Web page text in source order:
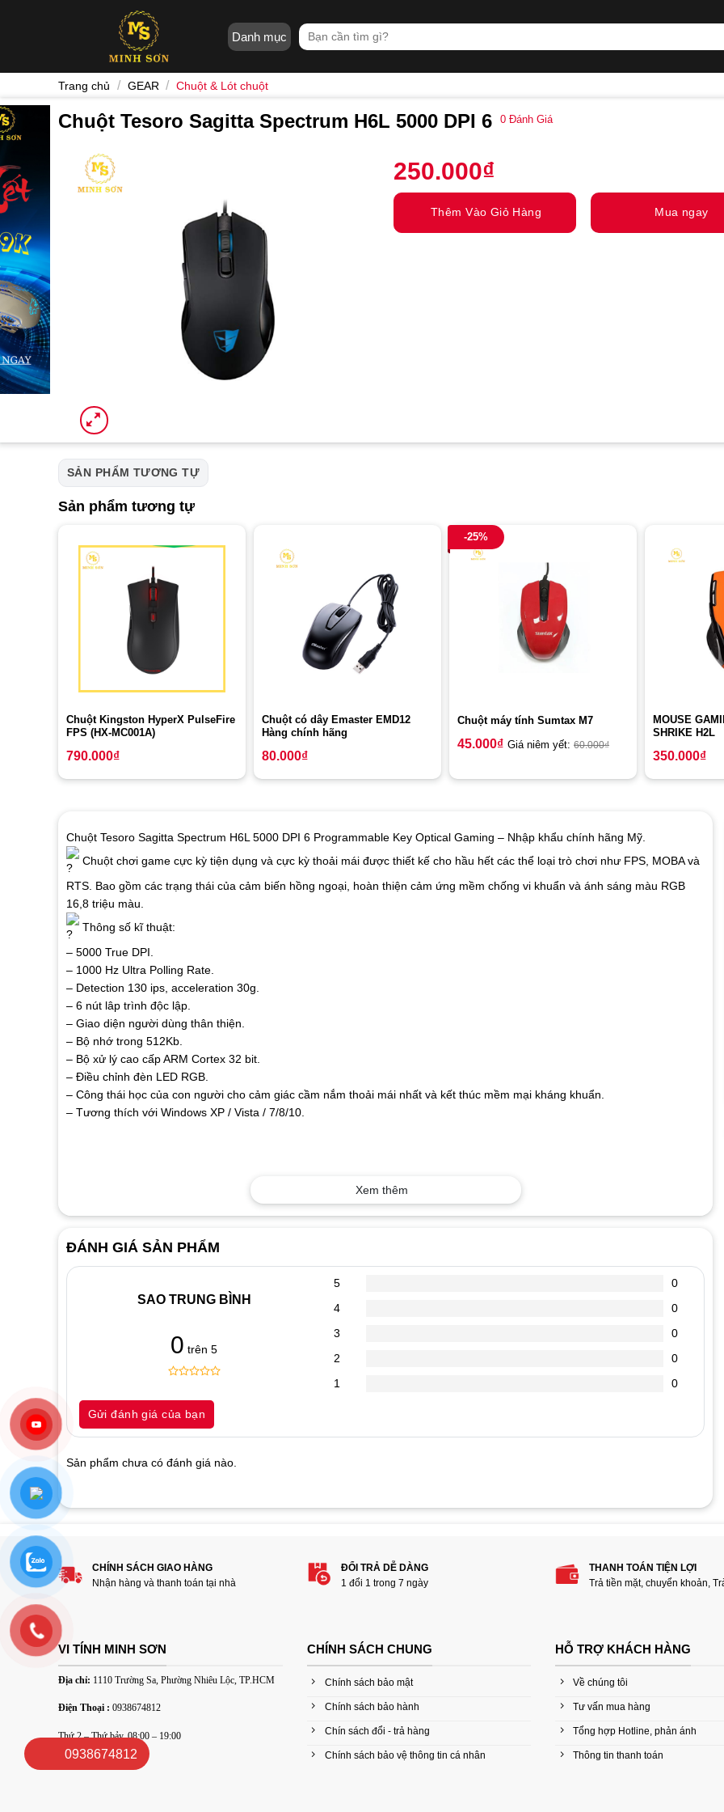
Danh mục
Tìm
kiếm:
Trang chủ / GEAR / Chuột & Lót chuột
Chuột Tesoro Sagitta Spectrum H6L 5000 DPI 6 0 Đánh Giá
250.000₫
Thêm Vào Giỏ Hàng Mua ngay
SẢN PHẨM TƯƠNG TỰ
Sản phẩm tương tự
Chuột Kingston HyperX PulseFire
FPS (HX-MC001A)
790.000₫
Chuột có dây Emaster EMD12
Hàng chính hãng
80.000₫
-25%
Chuột máy tính Sumtax M7
45.000₫ Giá niêm yết: 60.000₫
MOUSE
SHRIKE H2L
350.000₫
Chuột Tesoro Sagitta Spectrum H6L 5000 DPI 6 Programmable Key Optical Gaming – Nhập khẩu chính hãng Mỹ.
Chuột chơi game cực kỳ tiện dụng và cực kỳ thoải mái được thiết kế cho hầu hết các thể loại trò chơi như FPS, MOBA và
RTS. Bao gồm các trạng thái của cảm biến hồng ngoại, hoàn thiện cảm ứng mềm chống vi khuẩn và ánh sáng màu RGB
16,8 triệu màu.
Thông số kĩ thuật:
– 5000 True DPI.
– 1000 Hz Ultra Polling Rate.
– Detection 130 ips, acceleration 30g.
– 6 nút lâp trình độc lập.
– Giao diện người dùng thân thiện.
– Bộ nhớ trong 512Kb.
– Bộ xử lý cao cấp ARM Cortex 32 bit.
– Điều chỉnh đèn LED RGB.
– Công thái học của con người cho cảm giác cầm nắm thoải mái nhất và kết thúc mềm mại kháng khuẩn.
– Tương thích với Windows XP / Vista / 7/8/10.
Xem thêm
ĐÁNH GIÁ SẢN PHẨM
SAO TRUNG BÌNH
0 trên 5
out
of
based
customer
ratings
5
0
4
0
3
0
2
0
1
0
Gửi đánh giá của bạn
Sản phẩm chưa có đánh giá nào.
Hãy là người đánh giá đầu tiên cho sản phẩm “Chuột Tesoro Sagitta Spectrum H6L 5000
1 3 4
Thêm ảnh đánh giá
CHÍNH SÁCH GIAO HÀNG
Nhận hàng và thanh toán tại nhà
ĐỔI TRẢ DỄ DÀNG
1 đổi 1 trong 7 ngày
THANH TOÁN TIỆN LỢI
Trả tiền mặt, chuyển khoản,
VI TÍNH MINH SƠN
Địa chỉ: 1110 Trường Sa, Phường Nhiêu Lộc, TP.HCM
Điện Thoại : 0938674812
Thứ 2 – Thứ bảy, 08:00 – 19:00
CHÍNH SÁCH CHUNG
Chính sách bảo mật
Chính sách bảo hành
Chín sách đổi - trả hàng
Chính sách bảo vệ thông tin cá nhân
HỖ TRỢ KHÁCH HÀNG
Về chúng tôi
Tư vấn mua hàng
Tổng hợp Hotline, phản ánh
Thông tin thanh toán
0938674812